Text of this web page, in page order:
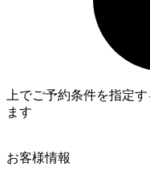
上でご予約条件を指定
ます
お客様情報